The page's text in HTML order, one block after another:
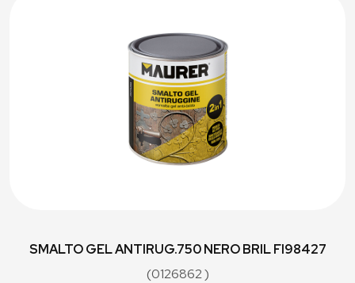
SMALTO GEL ANTIRUG.750 NERO BRIL FI98427
(0126862 )